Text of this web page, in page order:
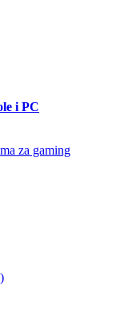
i PC
za gaming